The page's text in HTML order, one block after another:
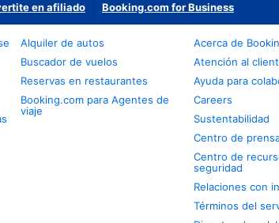
en afiliado Booking.com for Business
Alquiler de autos
Buscador de vuelos
Reservas en restaurantes
Booking.com para Agentes de
viaje
Acerca de
Atención al
Ayuda para
Careers
Sustentabilidad
Centro de
Centro de
seguridad
Relaciones con
Términos del